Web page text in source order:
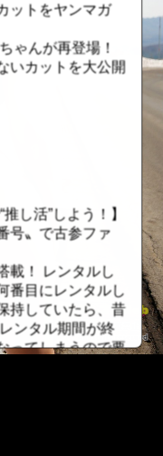
ットをヤンマガ
ゃんが再登場！
いカットを大公開
し活”しよう！】
号〟で古参ファ
載！ レンタルし
番目にレンタルし
持していたら、昔
ンタル期間が終
ってしまうので要
::fzkqzrz.oi